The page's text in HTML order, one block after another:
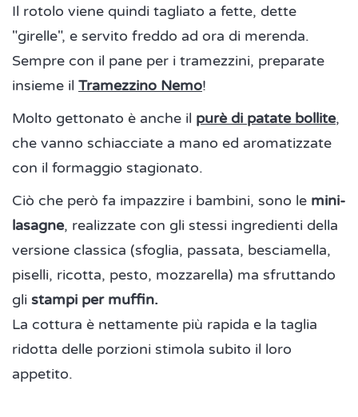
Il rotolo viene quindi tagliato a fette, dette
"girelle", e servito freddo ad ora di merenda.
Sempre con il pane per i tramezzini, preparate
insieme il Tramezzino Nemo!
Molto gettonato è anche il purè di patate bollite,
che vanno schiacciate a mano ed aromatizzate
con il formaggio stagionato.
Ciò che però fa impazzire i bambini, sono le mini-
lasagne, realizzate con gli stessi ingredienti della
versione classica (sfoglia, passata, besciamella,
piselli, ricotta, pesto, mozzarella) ma sfruttando
gli stampi per muffin.
La cottura è nettamente più rapida e la taglia
ridotta delle porzioni stimola subito il loro
appetito.